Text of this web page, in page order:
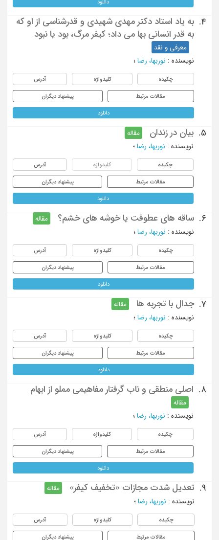
دانلود
4.
به یاد استاد دکتر مهدی شهیدی و قدرشناسی از او که
به قدر انسانی بها می داد؛ کیفر مرگ، بود یا نبود
معرفی و نقد
نویسنده : نوربها، رضا ؛
چکیده کلیدواژه آدرس
مقالات مرتبط پیشنهاد دیگران
دانلود
5. بیان در زندان
مقاله
نویسنده : نوربها، رضا ؛
چکیده کلیدواژه آدرس
مقالات مرتبط پیشنهاد دیگران
دانلود
6. ساقه های عطوفت یا خوشه های خشم؟
مقاله
نویسنده : نوربها، رضا ؛
چکیده کلیدواژه آدرس
مقالات مرتبط پیشنهاد دیگران
دانلود
7. جدال با تجربه ها
مقاله
نویسنده : نوربها، رضا ؛
چکیده کلیدواژه آدرس
مقالات مرتبط پیشنهاد دیگران
دانلود
8. اصلی منطقی و ناب گرفتار مفاهیمی مملو از ابهام
مقاله
نویسنده : نوربها، رضا ؛
چکیده کلیدواژه آدرس
مقالات مرتبط پیشنهاد دیگران
دانلود
9. تعدیل شدت مجازات «تخفیف کیفر»
مقاله
نویسنده : نوربها، رضا ؛
چکیده کلیدواژه آدرس
مقالات مرتبط پیشنهاد دیگران